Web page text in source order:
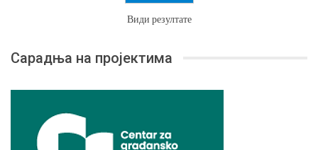
Види резултате
Сарадња на пројектима